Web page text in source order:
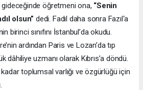
gideceğinde öğretmeni ona, “Senin
olsun” dedi. Fadıl daha sonra Fazıl‘a
birinci sınıfını İstanbul’da okudu.
ardından Paris ve Lozan’da tıp
dâhiliye uzmanı olarak Kıbrıs’a döndü.
kadar toplumsal varlığı ve özgürlüğü için